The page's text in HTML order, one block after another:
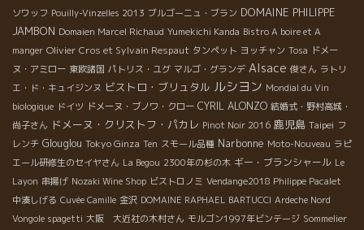
ソワッフ Pouilly-Vinzelles 2013 ブルゴーニュ・ブラン DOMAINE PHILIPPE
JAMBON Domaien Marcel Richaud Yumekichi Kanda Bistro A boire et A
manger Olivier Cros et Sylvain Respaut タンペット ヨッチャン Tosa ドメー
ヌ・アミロー 東欧諸国 パトリス・ユグ マルゴ・グランデ Alsace 俊さん ラトリ
エ・ド・キュイジンヌ ビストロ・ブリュタル ルシヨン Mondial du Vin
biologique ドイツ ドメーヌ・ブノワ・クロー CYRIL ALONZO 結婚式・野村高城・
尚子さん ドメーヌ・クリストフ・パカレ Pinot Noir 2016 鹿児島 Taipei フ
レンチ Glouglou Tokyo Ginza Ten スモール品種 Narbonne Moto-Nouveau ラピ
エール研修生のセイヤさん La Begou 2300年の杉の木 ギー・ブランシャール Le
Layon 串揚げ Nozaki Wine Shop ビストロノミ Vendange2018 Philippe Pacalet
中湊しげる Cuvée Camille 金沢 DOMAINE RAPHAEL BARTUCCI Ardeche Nord
Vongole spagetti 大阪 大近社の木村さん モルゴン1997年ビンテージ Sommelier